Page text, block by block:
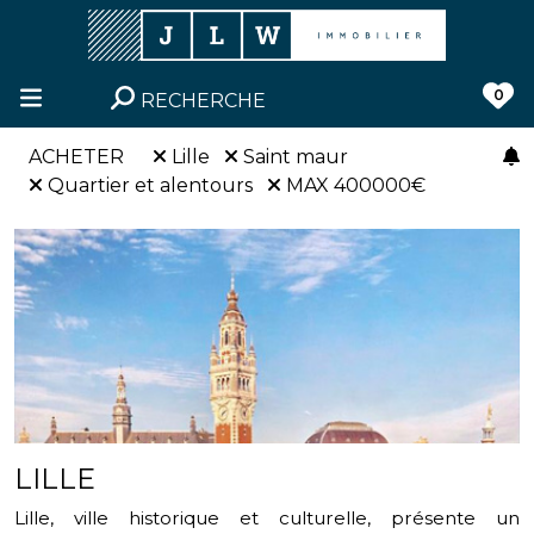
RECHERCHE 0
ACHETER Lille
Saint maur
Quartier et alentours
MAX 400000€
LILLE
Lille, ville historique et culturelle, présente un